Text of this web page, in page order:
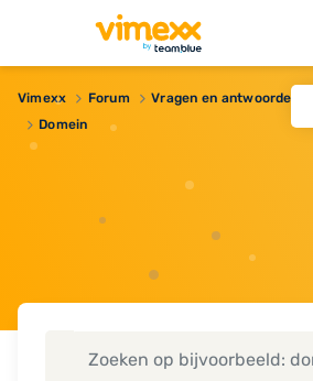
Vimexx Forum Vragen en antwoorden
Domein